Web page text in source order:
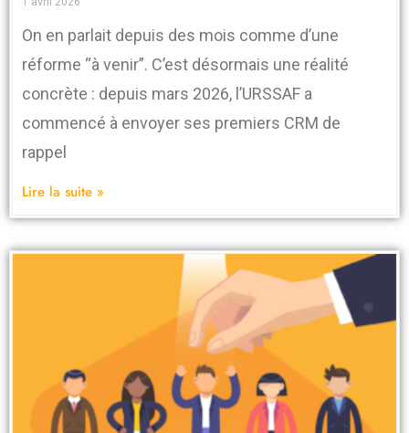
On en parlait depuis des mois comme d’une
réforme “à venir”. C’est désormais une réalité
concrète : depuis mars 2026, l’URSSAF a
commencé à envoyer ses premiers CRM de
rappel
Lire la suite »